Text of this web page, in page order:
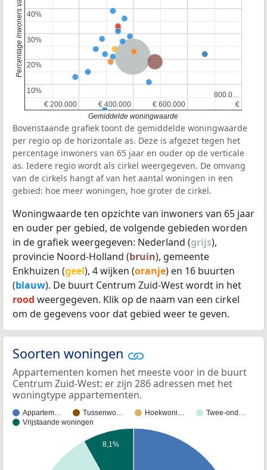
Nederland
Provincie Noord-Holland
€ 200.000
€ 200.000 € 400.000
€ 400.000 € 600.000
€ 600.000 €
€
800.0…
800.0…
10%
10%
20%
20%
30%
30%
40%
40%
Gemiddelde woningwaarde
Bovenstaande grafiek toont de gemiddelde woningwaarde
per regio op de horizontale as. Deze is afgezet tegen het
percentage inwoners van 65 jaar en ouder op de verticale
as. Iedere regio wordt als cirkel weergegeven. De omvang
van de cirkels hangt af van het aantal woningen in een
gebied: hoe meer woningen, hoe groter de cirkel.
Woningwaarde ten opzichte van inwoners van 65 jaar
en ouder per gebied, de volgende gebieden worden
in de grafiek weergegeven: Nederland (grijs),
provincie Noord-Holland (bruin), gemeente
Enkhuizen (geel), 4 wijken (oranje) en 16 buurten
(blauw). De buurt Centrum Zuid-West wordt in het
rood weergegeven. Klik op de naam van een cirkel
om de gegevens voor dat gebied weer te geven.
Soorten woningen
Appartementen komen het meeste voor in de buurt
Centrum Zuid-West: er zijn 286 adressen met het
woningtype appartementen.
Appartem… Tussenwo… Hoekwoni…
Twee-ond…
Vrijstaande woningen
8,1%